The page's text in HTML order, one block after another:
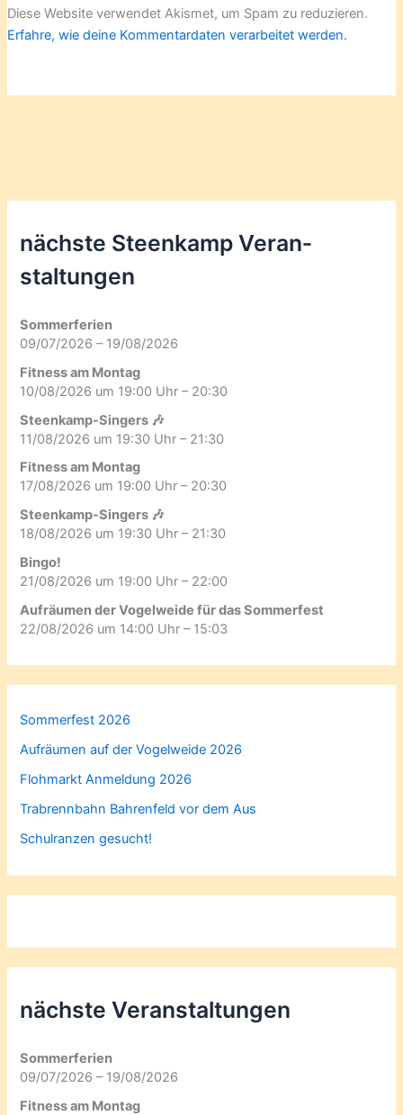
Diese Website verwendet Akismet, um Spam zu reduzieren.
Erfahre, wie deine Kommentardaten verarbeitet werden.
nächste Steenkamp Veran­
staltungen
Sommerferien
09/07/2026 – 19/08/2026
Fitness am Montag
10/08/2026 um 19:00 Uhr – 20:30
Steenkamp-Singers 🎶
11/08/2026 um 19:30 Uhr – 21:30
Fitness am Montag
17/08/2026 um 19:00 Uhr – 20:30
Steenkamp-Singers 🎶
18/08/2026 um 19:30 Uhr – 21:30
Bingo!
21/08/2026 um 19:00 Uhr – 22:00
Aufräumen der Vogelweide für das Sommerfest
22/08/2026 um 14:00 Uhr – 15:03
Sommerfest 2026
Aufräumen auf der Vogelweide 2026
Flohmarkt Anmeldung 2026
Trabrennbahn Bahrenfeld vor dem Aus
Schulranzen gesucht!
nächste Veranstaltungen
Sommerferien
09/07/2026 – 19/08/2026
Fitness am Montag